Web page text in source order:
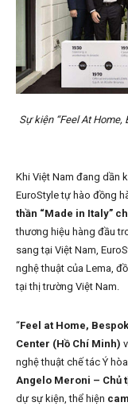
Sự kiện “Feel At Home,
Khi Việt Nam đang dần
EuroStyle tự hào đồng
thần “Made in Italy”
thương hiệu hàng đầu
sang tại Việt Nam,
nghệ thuật của Lema,
tại thị trường Việt Nam.
“Feel at Home,
Center (Hồ Chí Minh)
nghệ thuật chế tác Ý
Angelo Meroni – Chủ
dự sự kiện, thể hiện